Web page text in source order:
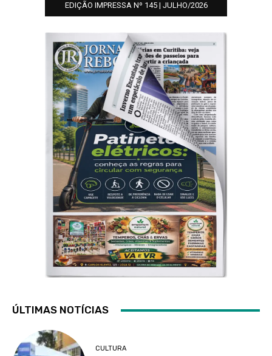
EDIÇÃO IMPRESSA Nº 145 | JULHO/2026
ÚLTIMAS NOTÍCIAS
CULTURA